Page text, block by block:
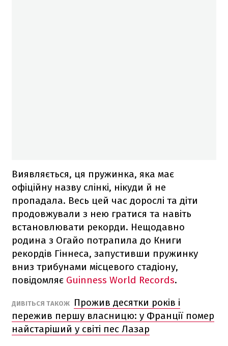
Виявляється, ця пружинка, яка має
офіційну назву слінкі, нікуди й не
пропадала. Весь цей час дорослі та діти
продовжували з нею гратися та навіть
встановлювати рекорди. Нещодавно
родина з Огайо потрапила до Книги
рекордів Гіннеса, запустивши пружинку
вниз трибунами місцевого стадіону,
повідомляє Guinness World Records.
ДИВІТЬСЯ ТАКОЖ
Прожив десятки років і
пережив першу власницю: у Франції помер
найстаріший у світі пес Лазар